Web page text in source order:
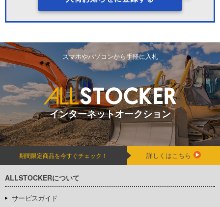
スマホやパソコンから手軽に入札
インターネットオークション
期間限定商品を今すぐチェック！ 詳しくはこちら
ALLSTOCKERについて
サービスガイド